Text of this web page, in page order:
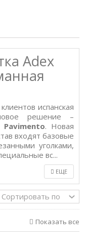
Adex
испанская
решение –
Pavimento. Новая
входят базовые
уголками,
вс...
ЕЩЕ
Показать все